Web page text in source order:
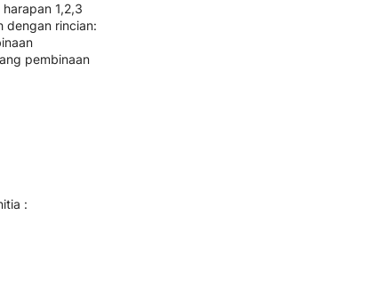
1,2,3
dengan rincian:
pembinaan
: